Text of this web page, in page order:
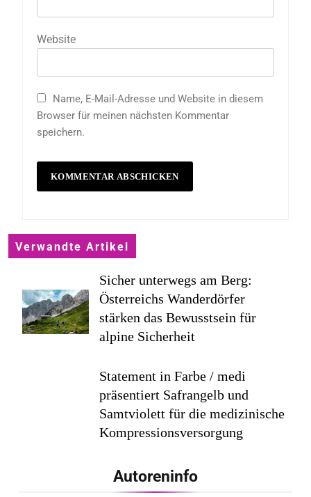
Website
Name, E-Mail-Adresse und Website in diesem
Browser für meinen nächsten Kommentar
speichern.
Verwandte Artikel
Sicher unterwegs am Berg:
Österreichs Wanderdörfer
stärken das Bewusstsein für
alpine Sicherheit
Statement in Farbe / medi
präsentiert Safrangelb und
Samtviolett für die medizinische
Kompressionsversorgung
PEPE JEANS LONDON AW26
Autoreninfo